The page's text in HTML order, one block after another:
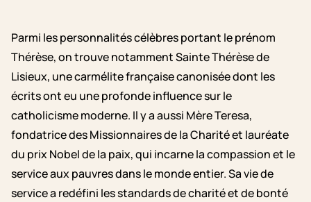
Parmi les personnalités célèbres portant le prénom
Thérèse, on trouve notamment Sainte Thérèse de
Lisieux, une carmélite française canonisée dont les
écrits ont eu une profonde influence sur le
catholicisme moderne. Il y a aussi Mère Teresa,
fondatrice des Missionnaires de la Charité et lauréate
du prix Nobel de la paix, qui incarne la compassion et le
service aux pauvres dans le monde entier. Sa vie de
service a redéfini les standards de charité et de bonté